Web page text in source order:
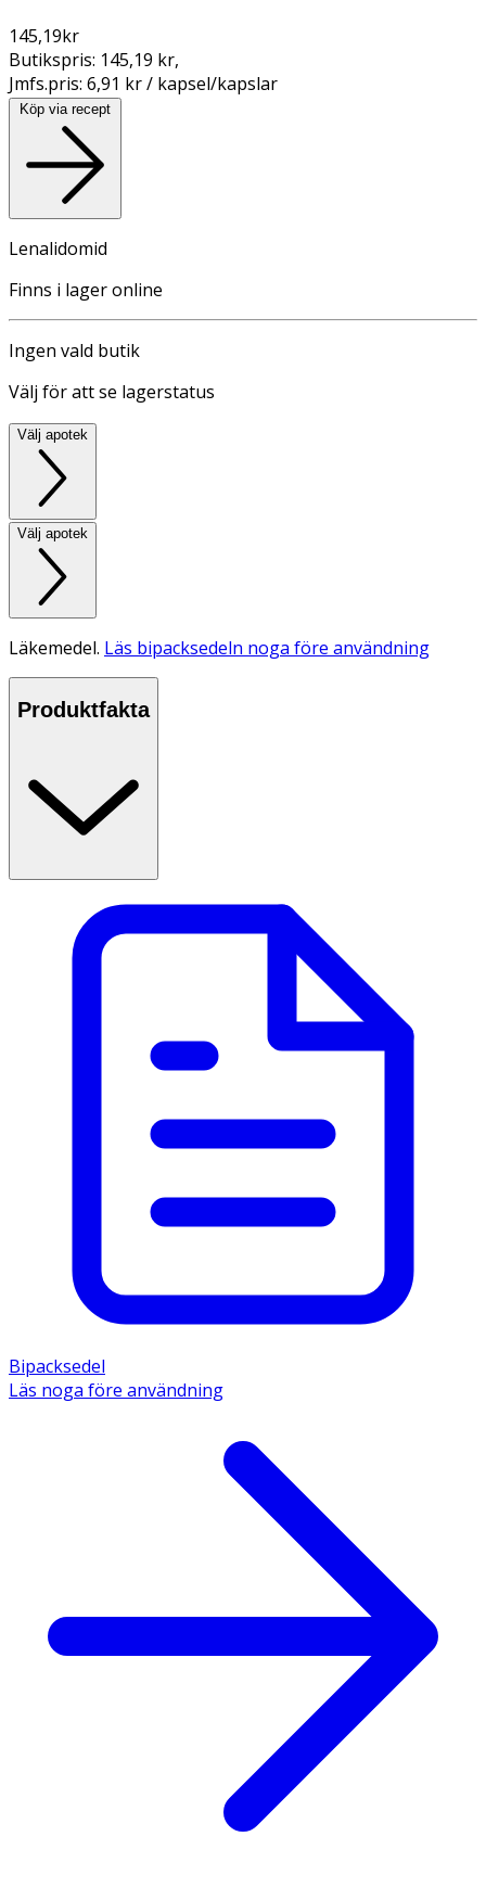
145,19kr
Butikspris: 145,19 kr,
Jmfs.pris: 6,91 kr / kapsel/kapslar
Köp via recept
Lenalidomid
Finns i lager online
Ingen vald butik
Välj för att se lagerstatus
Välj apotek
Välj apotek
Läkemedel. Läs bipacksedeln noga före användning
Produktfakta
Bipacksedel
Läs noga före användning